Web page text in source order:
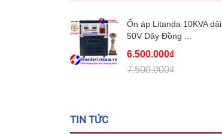
Ổn áp Litanda 10KVA dải
50V Dây Đồng ...
6.500.000₫
7.500.000₫
TIN TỨC